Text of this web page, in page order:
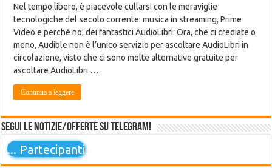
Nel tempo libero, è piacevole cullarsi con le meraviglie
tecnologiche del secolo corrente: musica in streaming, Prime
Video e perché no, dei fantastici AudioLibri. Ora, che ci crediate o
meno, Audible non è l’unico servizio per ascoltare AudioLibri in
circolazione, visto che ci sono molte alternative gratuite per
ascoltare AudioLibri …
Continua a leggere
Segui le notizie/offerte su Telegram!
... Partecipanti